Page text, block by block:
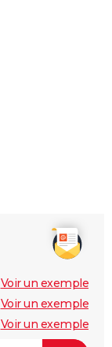
Voir un exemple
Voir un exemple
Voir un exemple